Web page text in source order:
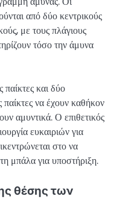
από δύο κεντρικούς
με τους πλάγιους
τόσο την άμυνα
και δύο
παίκτες να έχουν καθήκον
αμυντικά. Ο επιθετικός
ευκαιριών για
στο να
μπάλα για υποστήριξη.
θέσης των